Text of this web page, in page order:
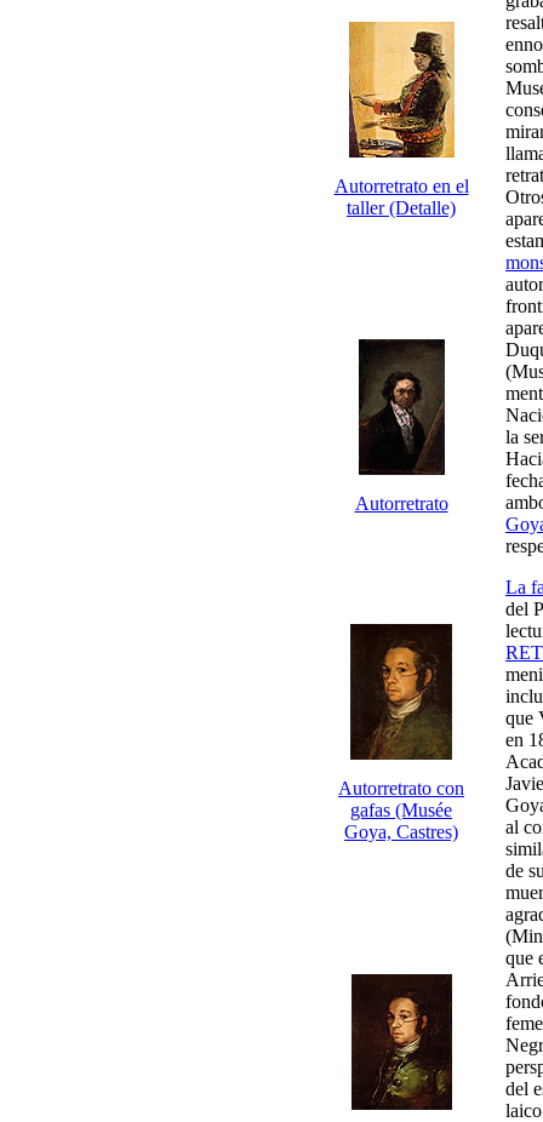
la
La
del
que
en
al
de
que
del
Autorretrato en el
taller (Detalle)
Autorretrato
Autorretrato con
gafas (Musée
Goya, Castres)